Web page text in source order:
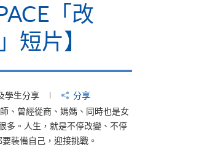
「改
短片】
學生分享
分享
、曾經從商、媽媽、同時也是女
多。人生，就是不停改變、不停
裝備自己，迎接挑戰。